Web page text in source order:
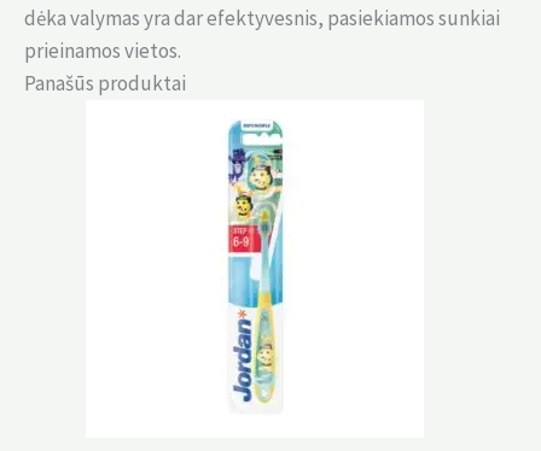
dėka valymas yra dar efektyvesnis, pasiekiamos sunkiai
prieinamos vietos.
Panašūs produktai